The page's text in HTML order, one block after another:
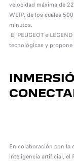
velocidad máxima de
WLTP, de los cuales
minutos.
El PEUGEOT e-
tecnológicas y
En colaboración con la
inteligencia artificial, el